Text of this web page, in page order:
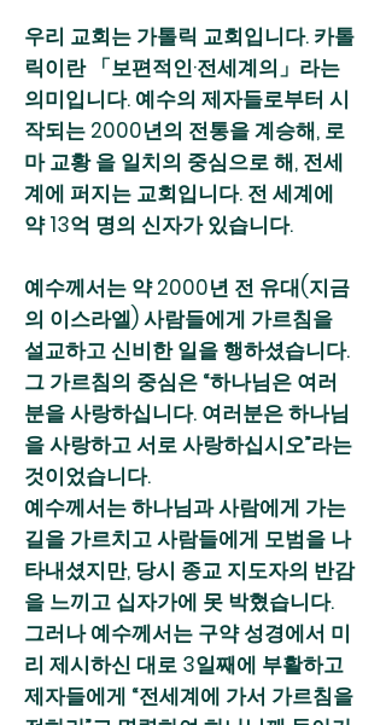
우리 교회는 가톨릭 교회입니다. 카톨
릭이란 「보편적인·전세계의」라는
의미입니다. 예수의 제자들로부터 시
작되는 2000년의 전통을 계승해, 로
마 교황을 일치의 중심으로 해, 전세
계에 퍼지는 교회입니다. 전 세계에
약 13억 명의 신자가 있습니다.
예수께서는 약 2000년 전 유대(지금
의 이스라엘) 사람들에게 가르침을
설교하고 신비한 일을 행하셨습니다.
그 가르침의 중심은 “하나님은 여러
분을 사랑하십니다. 여러분은 하나님
을 사랑하고 서로 사랑하십시오”라는
것이었습니다.
예수께서는 하나님과 사람에게 가는
길을 가르치고 사람들에게 모범을 나
타내셨지만, 당시 종교 지도자의 반감
을 느끼고 십자가에 못 박혔습니다.
그러나 예수께서는 구약 성경에서 미
리 제시하신 대로 3일째에 부활하고
제자들에게 “전세계에 가서 가르침을